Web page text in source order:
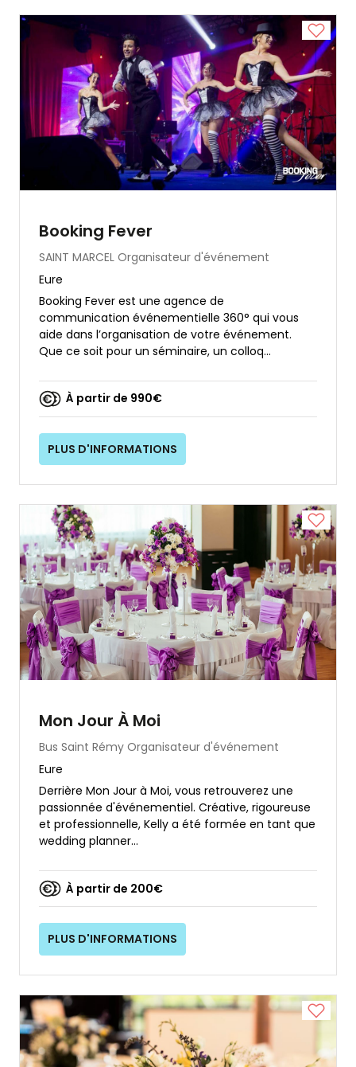
Booking Fever
SAINT MARCEL Organisateur d'événement
Eure
Booking Fever est une agence de
communication événementielle 360° qui vous
aide dans l’organisation de votre événement.
Que ce soit pour un séminaire, un colloq...
À partir de 990€
PLUS D'INFORMATIONS
Mon Jour À Moi
Bus Saint Rémy Organisateur d'événement
Eure
Derrière Mon Jour à Moi, vous retrouverez une
passionnée d'événementiel. Créative, rigoureuse
et professionnelle, Kelly a été formée en tant que
wedding planner...
À partir de 200€
PLUS D'INFORMATIONS